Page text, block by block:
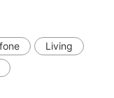
Living